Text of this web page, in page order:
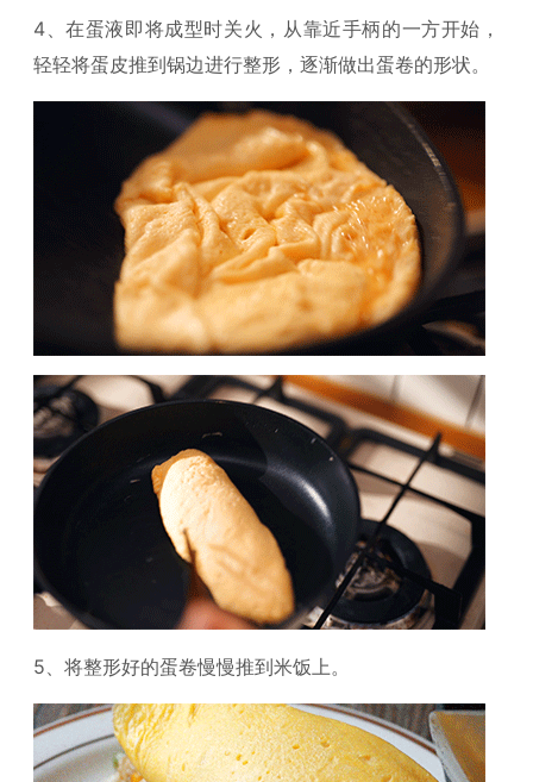
4、在蛋液即将成型时关火，从靠近手柄的一方开始，
轻轻将蛋皮推到锅边进行整形，逐渐做出蛋卷的形状。
5、将整形好的蛋卷慢慢推到米饭上。